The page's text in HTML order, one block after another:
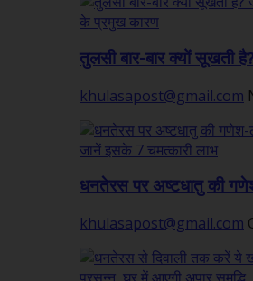
तुलसी बार-बार क्यों सूखती
khulasapost@gmail.com
धनतेरस पर अष्टधातु की
khulasapost@gmail.com